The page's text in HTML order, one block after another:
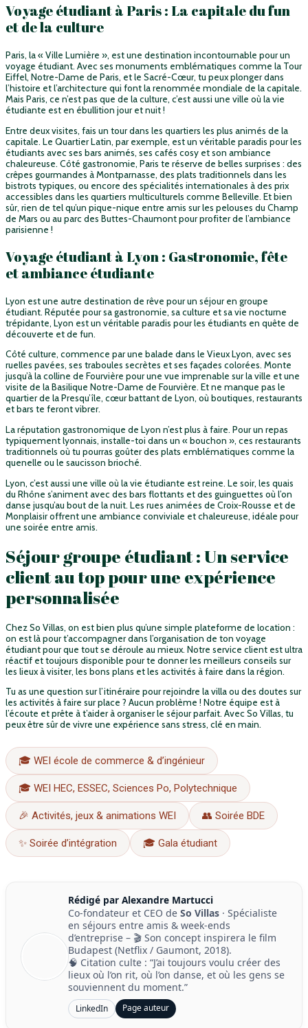
Voyage étudiant à Paris : La capitale du fun
et de la culture
Paris, la « Ville Lumière », est une destination incontournable pour un
voyage étudiant. Avec ses monuments emblématiques comme la Tour
Eiffel, Notre-Dame de Paris, et le Sacré-Cœur, tu peux plonger dans
l’histoire et l’architecture qui font la renommée mondiale de la capitale.
Mais Paris, ce n’est pas que de la culture, c’est aussi une ville où la vie
étudiante est en ébullition jour et nuit !
Entre deux visites, fais un tour dans les quartiers les plus animés de la
capitale. Le Quartier Latin, par exemple, est un véritable paradis pour les
étudiants avec ses bars animés, ses cafés cosy et son ambiance
chaleureuse. Côté gastronomie, Paris te réserve de belles surprises : des
crêpes gourmandes à Montparnasse, des plats traditionnels dans les
bistrots typiques, ou encore des spécialités internationales à des prix
accessibles dans les quartiers multiculturels comme Belleville. Et bien
sûr, rien de tel qu’un pique-nique entre amis sur les pelouses du Champ
de Mars ou au parc des Buttes-Chaumont pour profiter de l’ambiance
parisienne !
Voyage étudiant à Lyon : Gastronomie, fête
et ambiance étudiante
Lyon est une autre destination de rêve pour un séjour en groupe
étudiant. Réputée pour sa gastronomie, sa culture et sa vie nocturne
trépidante, Lyon est un véritable paradis pour les étudiants en quête de
découverte et de fun.
Côté culture, commence par une balade dans le Vieux Lyon, avec ses
ruelles pavées, ses traboules secrètes et ses façades colorées. Monte
jusqu’à la colline de Fourvière pour une vue imprenable sur la ville et une
visite de la Basilique Notre-Dame de Fourvière. Et ne manque pas le
quartier de la Presqu’île, cœur battant de Lyon, où boutiques, restaurants
et bars te feront vibrer.
La réputation gastronomique de Lyon n’est plus à faire. Pour un repas
typiquement lyonnais, installe-toi dans un « bouchon », ces restaurants
traditionnels où tu pourras goûter des plats emblématiques comme la
quenelle ou le saucisson brioché.
Lyon, c’est aussi une ville où la vie étudiante est reine. Le soir, les quais
du Rhône s’animent avec des bars flottants et des guinguettes où l’on
danse jusqu’au bout de la nuit. Les rues animées de Croix-Rousse et de
Monplaisir offrent une ambiance conviviale et chaleureuse, idéale pour
une soirée entre amis.
Séjour groupe étudiant : Un service
client au top pour une expérience
personnalisée
Chez So Villas, on est bien plus qu’une simple plateforme de location :
on est là pour t’accompagner dans l’organisation de ton voyage
étudiant pour que tout se déroule au mieux. Notre service client est ultra
réactif et toujours disponible pour te donner les meilleurs conseils sur
les lieux à visiter, les bons plans et les activités à faire dans la région.
Tu as une question sur l’itinéraire pour rejoindre la villa ou des doutes sur
les activités à faire sur place ? Aucun problème ! Notre équipe est à
l’écoute et prête à t’aider à organiser le séjour parfait. Avec So Villas, tu
peux être sûr de vivre une expérience sans stress, clé en main.
🎓 WEI école de commerce & d’ingénieur
🎓 WEI HEC, ESSEC, Sciences Po, Polytechnique
🎉 Activités, jeux & animations WEI 👥 Soirée BDE
✨ Soirée d’intégration 🎓 Gala étudiant
Rédigé par Alexandre Martucci
Co-fondateur et CEO de So Villas · Spécialiste
en séjours entre amis & week-ends
d’entreprise – 🎬 Son concept inspirera le film
Budapest (Netflix / Gaumont, 2018).
🧠 Citation culte : “J’ai toujours voulu créer des
lieux où l’on rit, où l’on danse, et où les gens se
souviennent du moment.”
LinkedIn Page auteur